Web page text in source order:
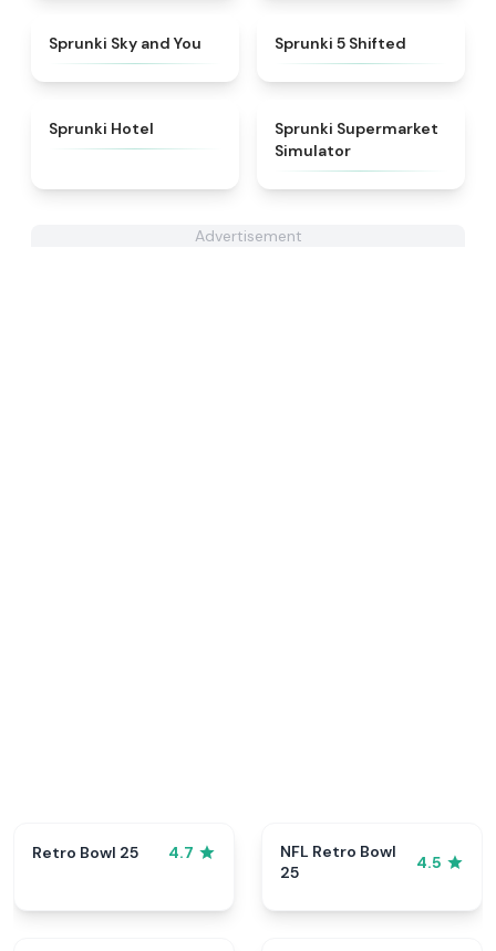
Sprunki Sky and You Sprunki 5 Shifted
Sprunki Hotel ★ 4.8
Sprunki Supermarket
Simulator
Advertisement
Retro Bowl 25 4.7
NFL Retro Bowl
25
4.5